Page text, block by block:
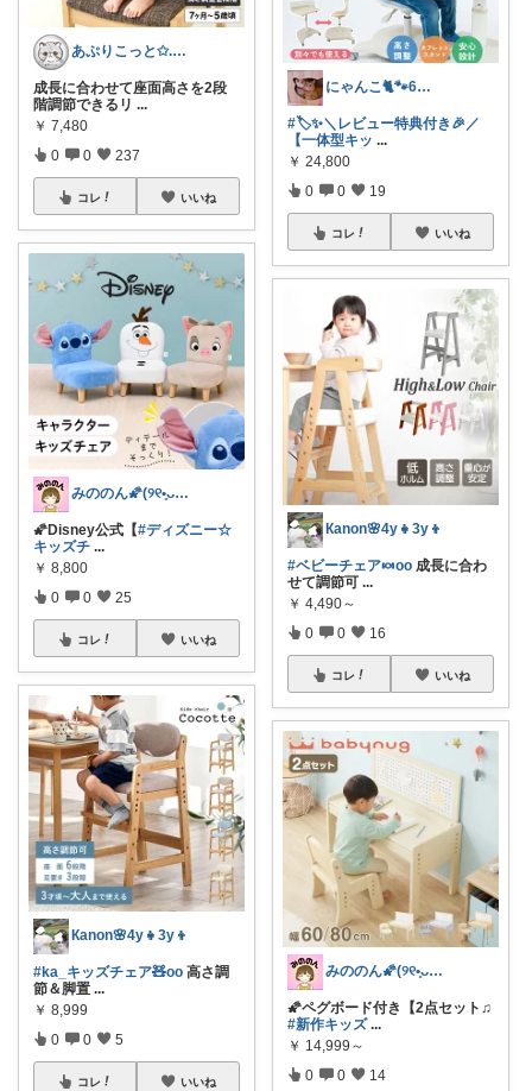
あぷりこっと✩.*˚100%ROOM経由
成長に合わせて座面高さを2段
階調節できるリ ...
￥ 7,480
0 0 237
コレ いいね
みののん🌠(୨୧•͈ᴗ•͈)感謝♡
🌠Disney公式【#ディズニー☆
キッズチ ...
￥ 8,800
0 0 25
コレ いいね
Кanon🌸4y👧3y👦
#ka_キッズチェア🧸oo 高さ調
節＆脚置 ...
￥ 8,999
0 0 5
コレ いいね
にゃんこ🐈🐾6日ｲｲﾈお休み🙏
#🏷️✨＼レビュー特典付き🎉／
【一体型キッ ...
￥ 24,800
0 0 19
コレ いいね
Кanon🌸4y👧3y👦
#ベビーチェア🍬oo 成長に合わ
せて調節可 ...
￥ 4,490～
0 0 16
コレ いいね
みののん🌠(୨୧•͈ᴗ•͈)感謝♡
🌠ペグボード付き【2点セット♫
#新作キッズ ...
￥ 14,999～
0 0 14